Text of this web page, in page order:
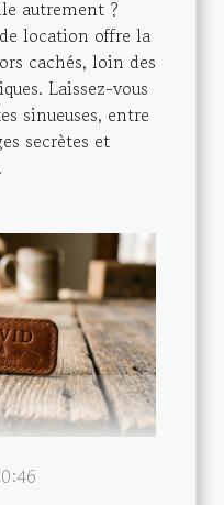
autrement ?
location offre la
cachés, loin des
Laissez-vous
sinueuses, entre
secrètes et